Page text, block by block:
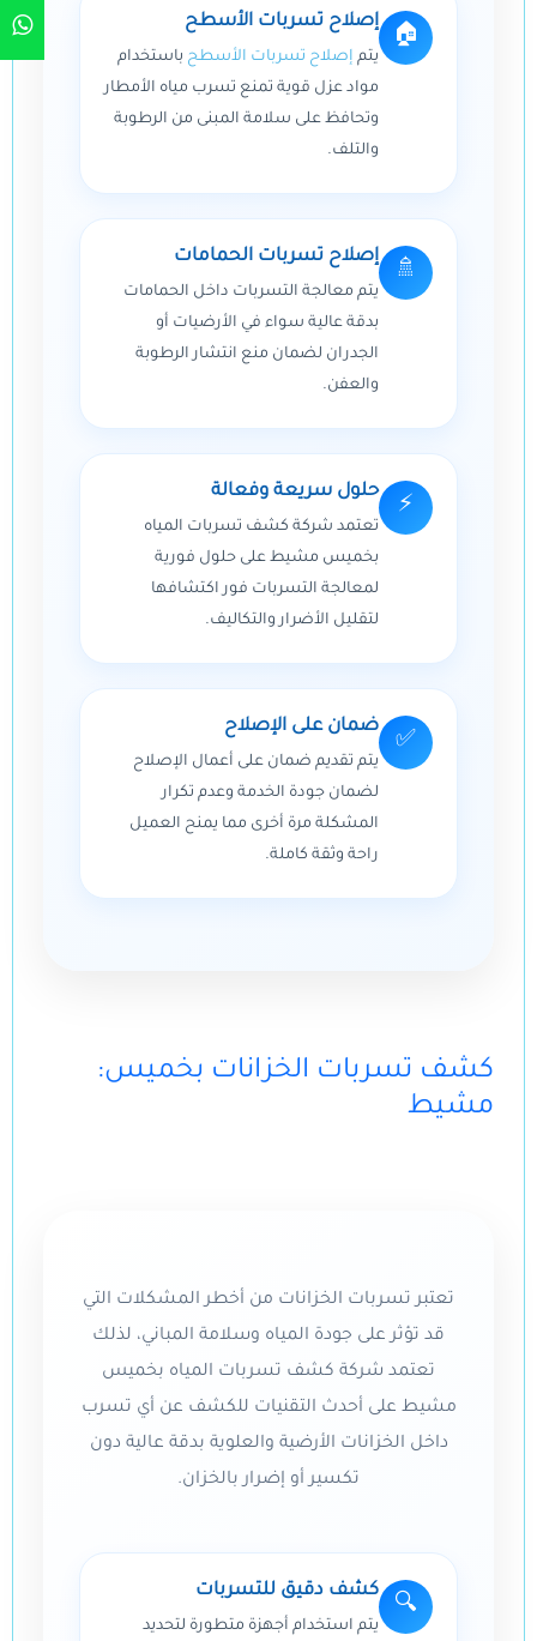
🏠
إصلاح تسربات الأسطح
يتم إصلاح تسربات الأسطح باستخدام
مواد عزل قوية تمنع تسرب مياه الأمطار
وتحافظ على سلامة المبنى من الرطوبة
والتلف.
🚿
إصلاح تسربات الحمامات
يتم معالجة التسربات داخل الحمامات
بدقة عالية سواء في الأرضيات أو
الجدران لضمان منع انتشار الرطوبة
والعفن.
⚡
حلول سريعة وفعالة
تعتمد شركة كشف تسربات المياه
بخميس مشيط على حلول فورية
لمعالجة التسربات فور اكتشافها
لتقليل الأضرار والتكاليف.
✅
ضمان على الإصلاح
يتم تقديم ضمان على أعمال الإصلاح
لضمان جودة الخدمة وعدم تكرار
المشكلة مرة أخرى مما يمنح العميل
راحة وثقة كاملة.
:كشف تسربات الخزانات بخميس
مشيط
تعتبر تسربات الخزانات من أخطر المشكلات التي
قد تؤثر على جودة المياه وسلامة المباني، لذلك
تعتمد شركة كشف تسربات المياه بخميس
مشيط على أحدث التقنيات للكشف عن أي تسرب
داخل الخزانات الأرضية والعلوية بدقة عالية دون
تكسير أو إضرار بالخزان.
🔍
كشف دقيق للتسربات
يتم استخدام أجهزة متطورة لتحديد